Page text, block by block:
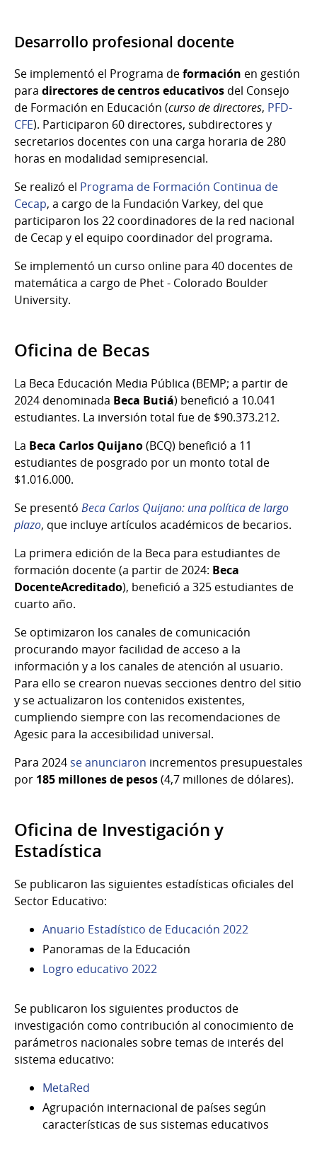
Desarrollo profesional docente
Se implementó el Programa deformación en gestión
para directores de centros educativos del Consejo
de Formación en Educación (curso de directores, PFD-
CFE). Participaron 60 directores, subdirectores y
secretarios docentes con una carga horaria de 280
horas en modalidad semipresencial.
Se realizó el Programa de Formación Continua de
Cecap, a cargo de la Fundación Varkey, del que
participaron los 22 coordinadores de la red nacional
de Cecap y el equipo coordinador del programa.
Se implementó un curso online para 40 docentes de
matemática a cargo de Phet - Colorado Boulder
University.
Oficina de Becas
La Beca Educación Media Pública (BEMP; a partir de
2024 denominada Beca Butiá) benefició a 10.041
estudiantes. La inversión total fue de $90.373.212.
La Beca Carlos Quijano(BCQ) benefició a 11
estudiantes de posgrado por un monto total de
$1.016.000.
Se presentó Beca Carlos Quijano: una política de largo
plazo, que incluye artículos académicos de becarios.
La primera edición de la Beca para estudiantes de
formación docente (a partir de 2024: Beca
DocenteAcreditado), benefició a 325 estudiantes de
cuarto año.
Se optimizaron los canales de comunicación
procurando mayor facilidad de acceso a la
información y a los canales de atención al usuario.
Para ello se crearon nuevas secciones dentro del sitio
y se actualizaron los contenidos existentes,
cumpliendo siempre con las recomendaciones de
Agesic para la accesibilidad universal.
Para 2024 se anunciaron incrementos presupuestales
por 185 millones de pesos(4,7 millones de dólares).
Oficina de Investigación y
Estadística
Se publicaron las siguientes estadísticas oficiales del
Sector Educativo:
Anuario Estadístico de Educación 2022
Panoramas de la Educación
Logro educativo 2022
Se publicaron los siguientes productos de
investigación como contribución al conocimiento de
parámetros nacionales sobre temas de interés del
sistema educativo:
MetaRed
Agrupación internacional de países según
características de sus sistemas educativos